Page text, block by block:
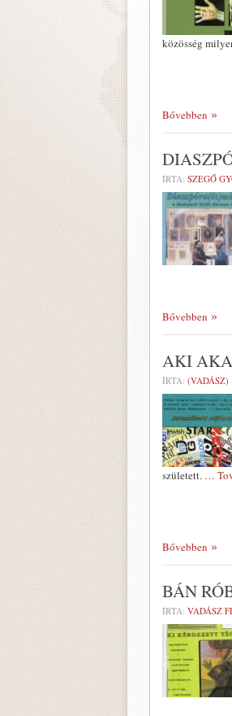
közösség
Bővebben
ÍRTA: SZEGŐ
Bővebben
AKI
ÍRTA: (VADÁSZ)
született. …
Bővebben
BÁN
ÍRTA: VADÁSZ